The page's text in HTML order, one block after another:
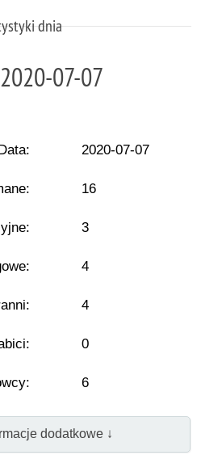
dnia
07-07
2020-07-07
16
3
4
4
0
6
dodatkowe ↓